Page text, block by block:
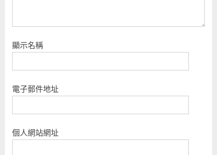
顯示名稱
電子郵件地址
個人網站網址